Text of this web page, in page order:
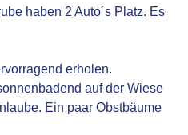
haben 2 Auto´s Platz. Es
erholen.
auf der Wiese
Ein paar Obstbäume